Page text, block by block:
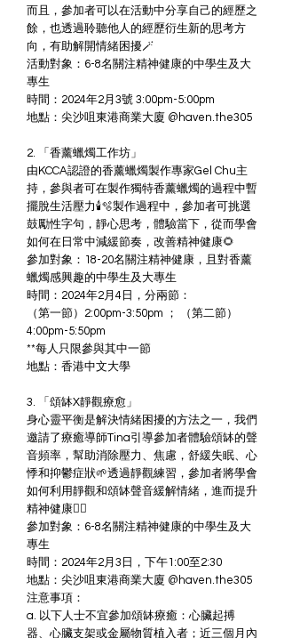
而且，參加者可以在活動中分享自己的經歷之
餘，也透過聆聽他人的經歷衍生新的思考方
向，有助解開情緒困擾🪄
活動對象：6-8名關注精神健康的中學生及大
專生
時間：2024年2月3號 3:00pm-5:00pm
地點：尖沙咀東港商業大廈 @haven.the305
2. 「香薰蠟燭工作坊」
由KCCA認證的香薰蠟燭製作專家Gel Chu主
持，參與者可在製作獨特香薰蠟燭的過程中暫
擺脫生活壓力🕯️🫧製作過程中，參加者可挑選
鼓勵性字句，靜心思考，體驗當下，從而學會
如何在日常中減緩節奏，改善精神健康🌻
參加對象：18-20名關注精神健康，且對香薰
蠟燭感興趣的中學生及大專生
時間：2024年2月4日，分兩節：
（第一節）2:00pm-3:50pm ； （第二節）
4:00pm-5:50pm
**每人只限參與其中一節
地點：香港中文大學
3. 「頌缽X靜觀療愈」
身心靈平衡是解決情緒困擾的方法之一，我們
邀請了療癒導師Tina引導參加者體驗頌缽的聲
音頻率，幫助消除壓力、焦慮，舒緩失眠、心
悸和抑鬱症狀🌱透過靜觀練習，參加者將學會
如何利用靜觀和頌缽聲音緩解情緒，進而提升
精神健康🧘‍♀️
參加對象：6-8名關注精神健康的中學生及大
專生
時間：2024年2月3日，下午1:00至2:30
地點：尖沙咀東港商業大廈 @haven.the305
注意事項：
a. 以下人士不宜參加頌缽療癒：心臟起搏
器、心臟支架或金屬物質植入者；近三個月內